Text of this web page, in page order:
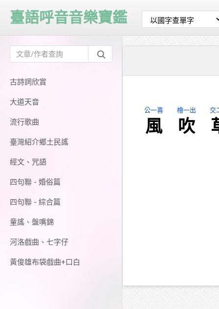
古詩詞欣賞
大道天音
流行歌曲
臺灣紹介鄉土民謠
經文、咒語
四句聯 - 婚俗篇
四句聯 - 綜合篇
童謠、盤嘴錦
河洛戲曲、七字仔
黃俊雄布袋戲曲+口白
臺語呼音音樂寶鑑
公一喜
風
檜一出
吹
交